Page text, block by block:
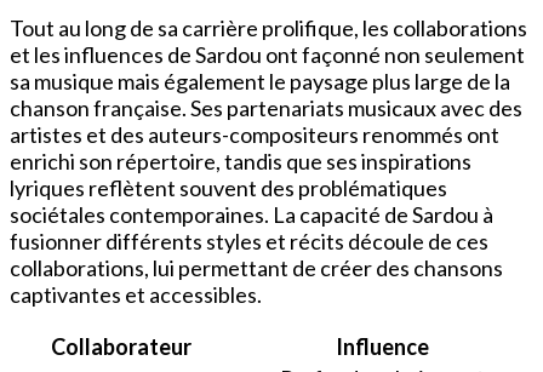
Tout au long de sa carrière prolifique, les collaborations
et les influences de Sardou ont façonné non seulement
sa musique mais également le paysage plus large de la
chanson française. Ses partenariats musicaux avec des
artistes et des auteurs-compositeurs renommés ont
enrichi son répertoire, tandis que ses inspirations
lyriques reflètent souvent des problématiques
sociétales contemporaines. La capacité de Sardou à
fusionner différents styles et récits découle de ces
collaborations, lui permettant de créer des chansons
captivantes et accessibles.
Collaborateur
Influence